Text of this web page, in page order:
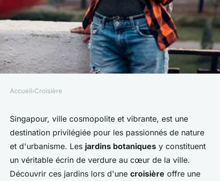
Quelles croisières offrent des
excursions pour découvrir les
jardins botaniques de
Singapour?
Accueil›Croisière
Singapour, ville cosmopolite et vibrante, est une
destination privilégiée pour les passionnés de nature
et d'urbanisme. Les jardins botaniques y constituent
un véritable écrin de verdure au cœur de la ville.
Découvrir ces jardins lors d'une croisière offre une